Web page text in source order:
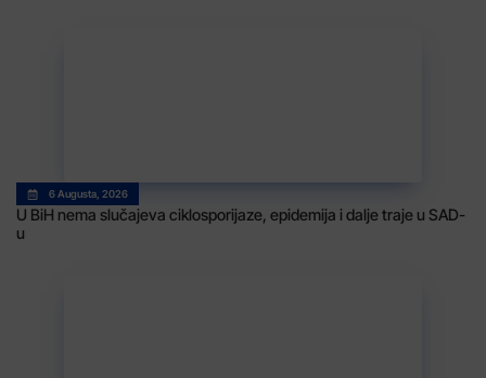
6 Augusta, 2026
U BiH nema slučajeva ciklosporijaze, epidemija i dalje traje u SAD-
u